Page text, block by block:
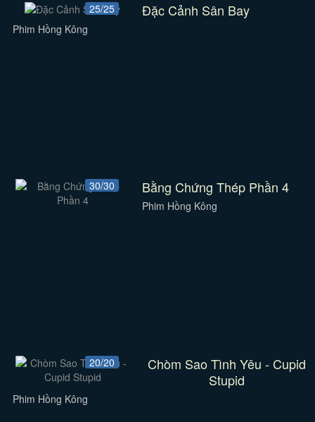
25/25 Đặc Cảnh Sân Bay
Phim Hồng Kông
30/30 Bằng Chứng Thép Phần 4
Phim Hồng Kông
20/20
Chòm Sao Tình Yêu - Cupid
Stupid
Phim Hồng Kông